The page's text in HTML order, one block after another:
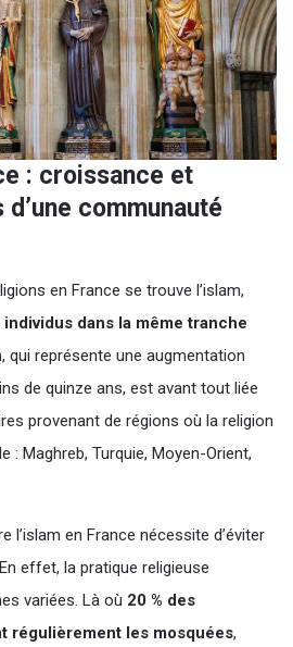
: croissance et
communauté
en France se trouve l’islam,
individus dans la même tranche
qui représente une augmentation
de quinze ans, est avant tout liée
provenant de régions où la religion
: Maghreb, Turquie, Moyen-Orient,
l’islam en France nécessite d’éviter
effet, la pratique religieuse
variées. Là où 20 % des
régulièrement les mosquées,